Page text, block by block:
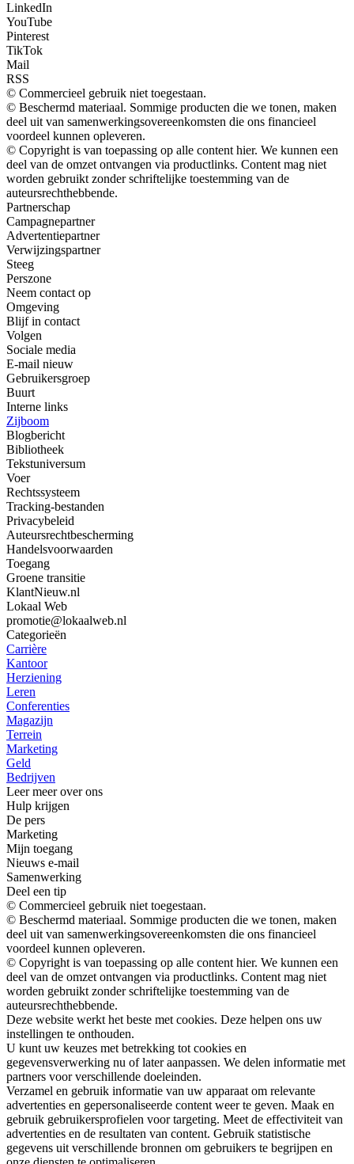
LinkedIn
YouTube
Pinterest
TikTok
Mail
RSS
© Commercieel gebruik niet toegestaan.
© Beschermd materiaal. Sommige producten die we tonen, maken
deel uit van samenwerkingsovereenkomsten die ons financieel
voordeel kunnen opleveren.
© Copyright is van toepassing op alle content hier. We kunnen een
deel van de omzet ontvangen via productlinks. Content mag niet
worden gebruikt zonder schriftelijke toestemming van de
auteursrechthebbende.
Partnerschap
Campagnepartner
Advertentiepartner
Verwijzingspartner
Steeg
Perszone
Neem contact op
Omgeving
Blijf in contact
Volgen
Sociale media
E-mail nieuw
Gebruikersgroep
Buurt
Interne links
Zijboom
Blogbericht
Bibliotheek
Tekstuniversum
Voer
Rechtssysteem
Tracking-bestanden
Privacybeleid
Auteursrechtbescherming
Handelsvoorwaarden
Toegang
Groene transitie
KlantNieuw.nl
Lokaal Web
promotie@lokaalweb.nl
Categorieën
Carrière
Kantoor
Herziening
Leren
Conferenties
Magazijn
Terrein
Marketing
Geld
Bedrijven
Leer meer over ons
Hulp krijgen
De pers
Marketing
Mijn toegang
Nieuws e-mail
Samenwerking
Deel een tip
© Commercieel gebruik niet toegestaan.
© Beschermd materiaal. Sommige producten die we tonen, maken
deel uit van samenwerkingsovereenkomsten die ons financieel
voordeel kunnen opleveren.
© Copyright is van toepassing op alle content hier. We kunnen een
deel van de omzet ontvangen via productlinks. Content mag niet
worden gebruikt zonder schriftelijke toestemming van de
auteursrechthebbende.
Deze website werkt het beste met cookies. Deze helpen ons uw
instellingen te onthouden.
U kunt uw keuzes met betrekking tot cookies en
gegevensverwerking nu of later aanpassen. We delen informatie met
partners voor verschillende doeleinden.
Verzamel en gebruik informatie van uw apparaat om relevante
advertenties en gepersonaliseerde content weer te geven. Maak en
gebruik gebruikersprofielen voor targeting. Meet de effectiviteit van
advertenties en de resultaten van content. Gebruik statistische
gegevens uit verschillende bronnen om gebruikers te begrijpen en